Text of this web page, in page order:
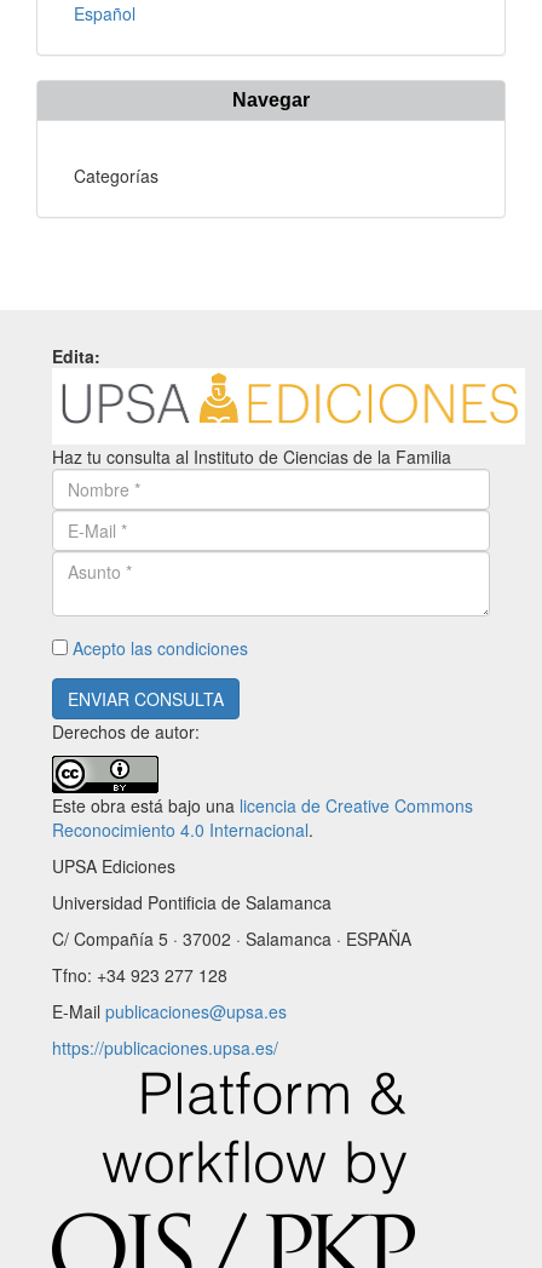
Español
Navegar
Categorías
Edita:
Haz tu consulta al Instituto de Ciencias de la Familia
Acepto las condiciones
ENVIAR CONSULTA
Derechos de autor:
Este obra está bajo una licencia de Creative Commons
Reconocimiento 4.0 Internacional.
UPSA Ediciones
Universidad Pontificia de Salamanca
C/ Compañía 5 · 37002 · Salamanca · ESPAÑA
Tfno: +34 923 277 128
E-Mail publicaciones@upsa.es
https://publicaciones.upsa.es/